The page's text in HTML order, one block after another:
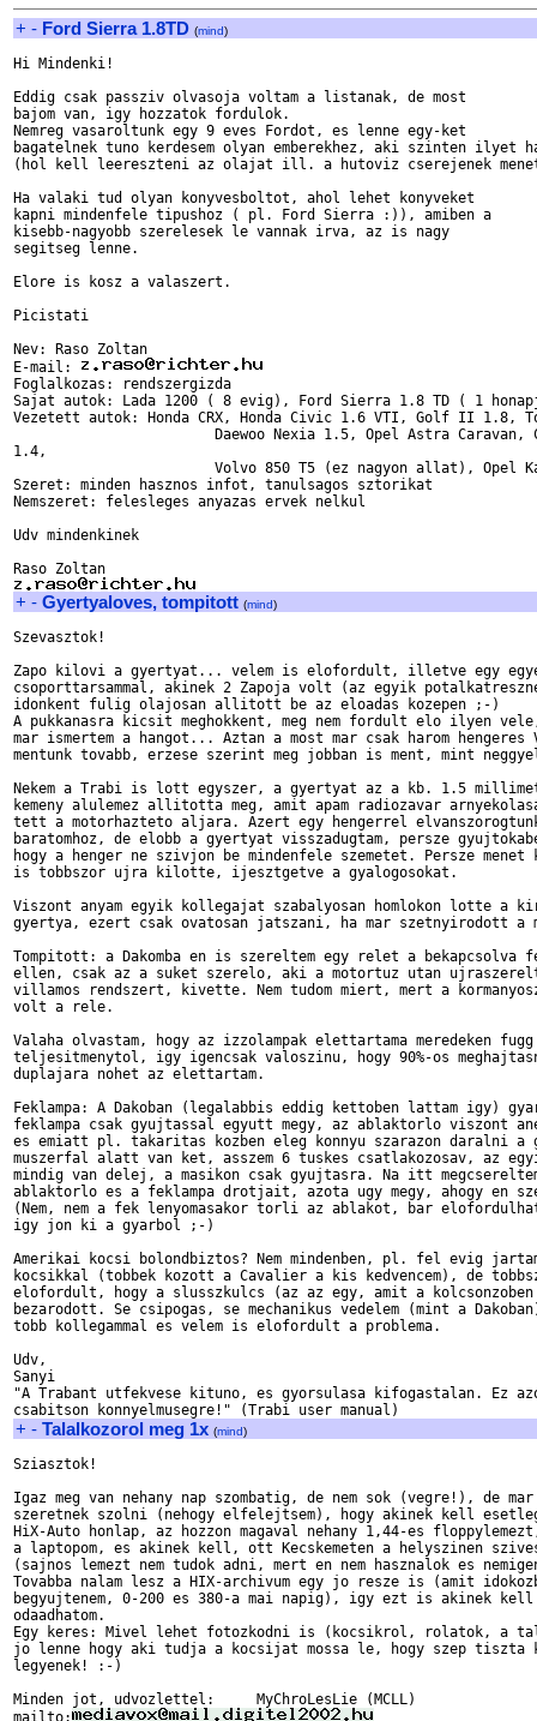
+ - Ford Sierra 1.8TD (mind)
Hi Mindenki!
Eddig csak passziv olvasoja voltam a listanak, de most
bajom van, igy hozzatok fordulok.
Nemreg vasaroltunk egy 9 eves Fordot, es lenne egy-ket
bagatelnek tuno kerdesem olyan emberekhez, aki szinten ilyet
(hol kell leereszteni az olajat ill. a hutoviz cserejenek
Ha valaki tud olyan konyvesboltot, ahol lehet konyveket
kapni mindenfele tipushoz ( pl. Ford Sierra :)), amiben a
kisebb-nagyobb szerelesek le vannak irva, az is nagy
segitseg lenne.
Elore is kosz a valaszert.
Picistati
Nev: Raso Zoltan
E-mail:
Foglalkozas: rendszergizda
Sajat autok: Lada 1200 ( 8 evig), Ford Sierra 1.8 TD ( 1
Vezetett autok: Honda CRX, Honda Civic 1.6 VTI, Golf II 1.8,
Daewoo Nexia 1.5, Opel Astra Caravan,
1.4,
Volvo 850 T5 (ez nagyon allat), Opel
Szeret: minden hasznos infot, tanulsagos sztorikat
Nemszeret: felesleges anyazas ervek nelkul
Udv mindenkinek
+ - Gyertyaloves, tompitott (mind)
Szevasztok!
Zapo kilovi a gyertyat... velem is elofordult, illetve egy
csoporttarsammal, akinek 2 Zapoja volt (az egyik
idonkent fulig olajosan allitott be az eloadas kozepen ;-)
A pukkanasra kicsit meghokkent, meg nem fordult elo ilyen
mar ismertem a hangot... Aztan a most mar csak harom hengeres
mentunk tovabb, erzese szerint meg jobban is ment, mint
Nekem a Trabi is lott egyszer, a gyertyat az a kb. 1.5
kemeny alulemez allitotta meg, amit apam radiozavar
tett a motorhazteto aljara. Azert egy hengerrel
baratomhoz, de elobb a gyertyat visszadugtam, persze
hogy a henger ne szivjon be mindenfele szemetet. Persze menet
is tobbszor ujra kilotte, ijesztgetve a gyalogosokat.
Viszont anyam egyik kollegajat szabalyosan homlokon lotte a
gyertya, ezert csak ovatosan jatszani, ha mar szetnyirodott a
Tompitott: a Dakomba en is szereltem egy relet a bekapcsolva
ellen, csak az a suket szerelo, aki a motortuz utan
villamos rendszert, kivette. Nem tudom miert, mert a
volt a rele.
Valaha olvastam, hogy az izzolampak elettartama meredeken
teljesitmenytol, igy igencsak valoszinu, hogy 90%-os
duplajara nohet az elettartam.
Feklampa: A Dakoban (legalabbis eddig kettoben lattam igy)
feklampa csak gyujtassal egyutt megy, az ablaktorlo viszont
es emiatt pl. takaritas kozben eleg konnyu szarazon daralni a
muszerfal alatt van ket, asszem 6 tuskes csatlakozosav, az
mindig van delej, a masikon csak gyujtasra. Na itt
ablaktorlo es a feklampa drotjait, azota ugy megy, ahogy en
(Nem, nem a fek lenyomasakor torli az ablakot, bar
igy jon ki a gyarbol ;-)
Amerikai kocsi bolondbiztos? Nem mindenben, pl. fel evig
kocsikkal (tobbek kozott a Cavalier a kis kedvencem), de
elofordult, hogy a slusszkulcs (az az egy, amit a kolcsonzoben
bezarodott. Se csipogas, se mechanikus vedelem (mint a
tobb kollegammal es velem is elofordult a problema.
Udv,
Sanyi
"A Trabant utfekvese kituno, es gyorsulasa kifogastalan. Ez
+ - Talalkozorol meg 1x (mind)
Sziasztok!
Igaz meg van nehany nap szombatig, de nem sok (vegre!), de mar
szeretnek szolni (nehogy elfelejtsem), hogy akinek kell
HiX-Auto honlap, az hozzon magaval nehany 1,44-es
a laptopom, es akinek kell, ott Kecskemeten a helyszinen
(sajnos lemezt nem tudok adni, mert en nem hasznalok es
Tovabba nalam lesz a HIX-archivum egy jo resze is (amit
begyujtenem, 0-200 es 380-a mai napig), igy ezt is akinek kell
odaadhatom.
Egy keres: Mivel lehet fotozkodni is (kocsikrol, rolatok, a
jo lenne hogy aki tudja a kocsijat mossa le, hogy szep tiszta
legyenek! :-)
Minden jot, udvozlettel:     MyChroLesLie (MCLL)
mailto: